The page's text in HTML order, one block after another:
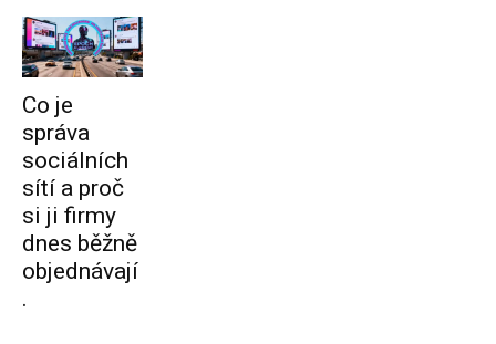
Co je
správa
sociálních
sítí a proč
si ji firmy
dnes běžně
objednávají
.